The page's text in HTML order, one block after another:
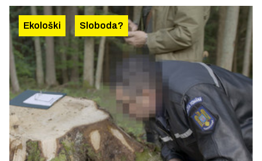
Ekološki Sloboda?